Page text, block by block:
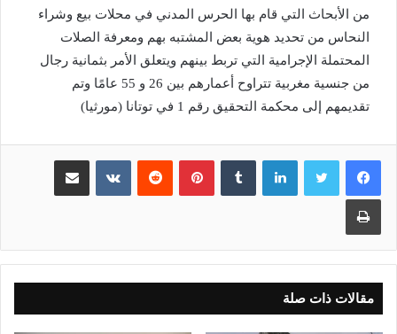
من الأبحاث التي قام بها الحرس المدني في محلات بيع وشراء
النحاس من تحديد هوية بعض المشتبه بهم ومعرفة الصلات
المحتملة الإجرامية التي تربط بينهم ويتعلق الأمر بثمانية رجال
من جنسية مغربية تتراوح أعمارهم بين 26 و 55 عامًا وتم
تقديمهم إلى محكمة التحقيق رقم 1 في توتانا (مورثيا)
لينكدإن بينتيريست مشاركة عبر البريد
طباعة
مقالات ذات صلة